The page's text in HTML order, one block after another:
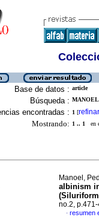
Base de datos : article
Búsqueda :
encontradas : 1 [refinar
Mostrando: 1 .. 1 en
Manoel,
albinism
no.2,
· resumen